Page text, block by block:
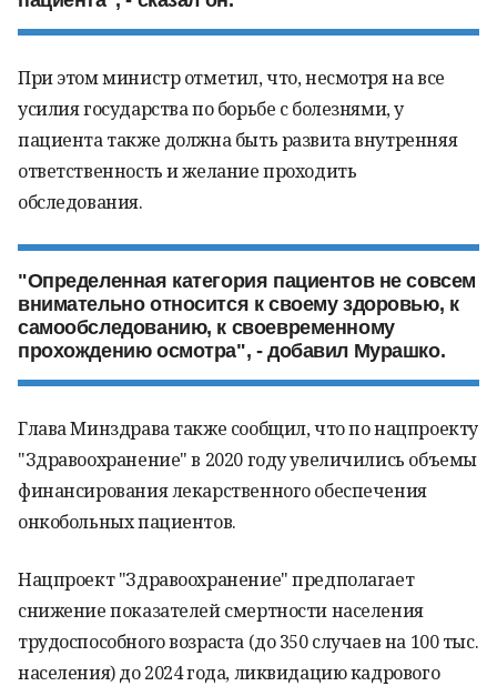
При этом министр отметил, что, несмотря на все
усилия государства по борьбе с болезнями, у
пациента также должна быть развита внутренняя
ответственность и желание проходить
обследования.
"Определенная категория пациентов не совсем
внимательно относится к своему здоровью, к
самообследованию, к своевременному
прохождению осмотра", - добавил Мурашко.
Глава Минздрава также сообщил, что по нацпроекту
"Здравоохранение" в 2020 году увеличились объемы
финансирования лекарственного обеспечения
онкобольных пациентов.
Нацпроект "Здравоохранение" предполагает
снижение показателей смертности населения
трудоспособного возраста (до 350 случаев на 100 тыс.
населения) до 2024 года, ликвидацию кадрового